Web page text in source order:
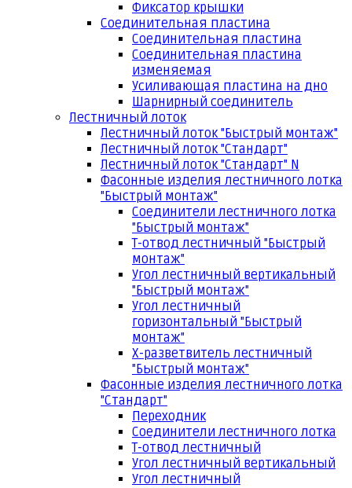
Фиксатор крышки
Соединительная пластина
Соединительная пластина
Соединительная пластина
изменяемая
Усиливающая пластина на дно
Шарнирный соединитель
Лестничный лоток
Лестничный лоток "Быстрый монтаж"
Лестничный лоток "Стандарт"
Лестничный лоток "Стандарт" N
Фасонные изделия лестничного лотка
"Быстрый монтаж"
Соединители лестничного лотка
"Быстрый монтаж"
Т-отвод лестничный "Быстрый
монтаж"
Угол лестничный вертикальный
"Быстрый монтаж"
Угол лестничный
горизонтальный "Быстрый
монтаж"
Х-разветвитель лестничный
"Быстрый монтаж"
Фасонные изделия лестничного лотка
"Стандарт"
Переходник
Соединители лестничного лотка
Т-отвод лестничный
Угол лестничный вертикальный
Угол лестничный